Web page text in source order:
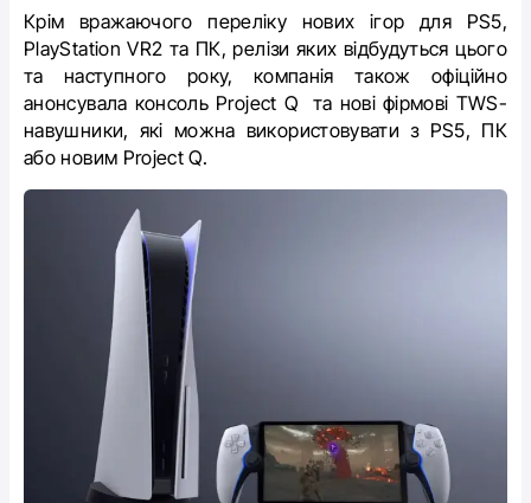
Крім вражаючого переліку нових ігор для PS5,
PlayStation VR2 та ПК, релізи яких відбудуться цього
та наступного року, компанія також офіційно
анонсувала консоль Project Q та нові фірмові TWS-
навушники, які можна використовувати з PS5, ПК
або новим Project Q.